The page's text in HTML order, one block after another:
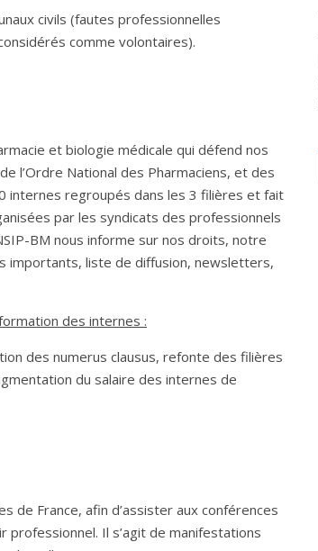
civils (fautes professionnelles
comme volontaires).
et biologie médicale qui défend nos
l’Ordre National des Pharmaciens, et des
internes regroupés dans les 3 filières et fait
par les syndicats des professionnels
BM nous informe sur nos droits, notre
importants, liste de diffusion, newsletters,
des internes :
des numerus clausus, refonte des filières
du salaire des internes de
de France, afin d’assister aux conférences
Il s’agit de manifestations